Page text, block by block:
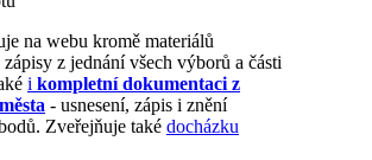
na webu kromě materiálů
z jednání všech výborů a části
i kompletní dokumentaci z
- usnesení, zápis i znění
Zveřejňuje také docházku